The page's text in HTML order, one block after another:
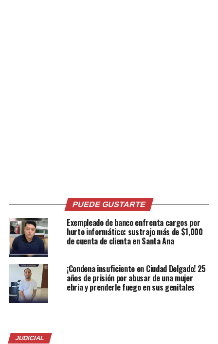
Sujeto acusado de posesión
de material pornográfico
infantil enfrentará audiencia
inicial
10 febrero, 2023
En «Judicial»
FOTOS: La FGR ordenó la
captura de un sujeto con
Libertad
23 mayo, 2018
En «Judicial»
PUEDE GUSTARTE
Exempleado de banco enfrenta cargos por
hurto informático: sustrajo más de $1,000
de cuenta de clienta en Santa Ana
¡Condena insuficiente en Ciudad Delgado! 25
años de prisión por abusar de una mujer
ebria y prenderle fuego en sus genitales
JUDICIAL